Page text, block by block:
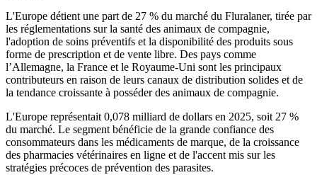
L'Europe détient une part de 27 % du marché du Fluralaner, tirée par
les réglementations sur la santé des animaux de compagnie,
l'adoption de soins préventifs et la disponibilité des produits sous
forme de prescription et de vente libre. Des pays comme
l’Allemagne, la France et le Royaume-Uni sont les principaux
contributeurs en raison de leurs canaux de distribution solides et de
la tendance croissante à posséder des animaux de compagnie.
L'Europe représentait 0,078 milliard de dollars en 2025, soit 27 %
du marché. Le segment bénéficie de la grande confiance des
consommateurs dans les médicaments de marque, de la croissance
des pharmacies vétérinaires en ligne et de l'accent mis sur les
stratégies précoces de prévention des parasites.